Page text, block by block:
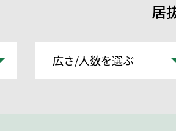
居
広さ/人数を選ぶ